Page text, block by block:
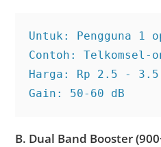
Untuk: Pengguna 1
Contoh: Telkomsel-
Harga: Rp 2.5 -
Gain: 50-60 dB
B. Dual Band Booster